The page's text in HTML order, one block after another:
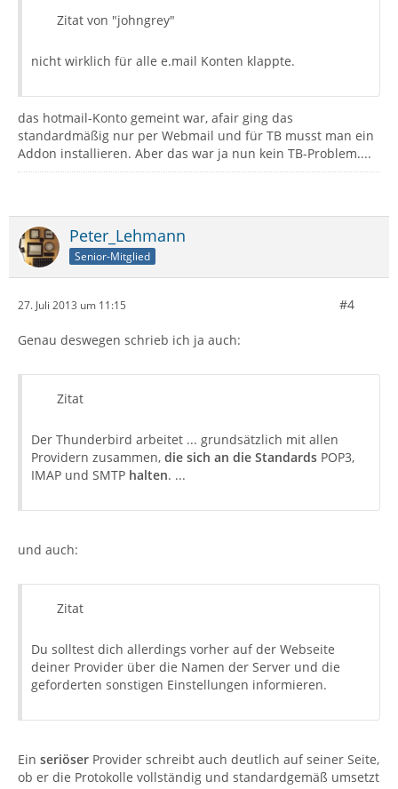
Zitat von "johngrey"
nicht wirklich für alle e.mail Konten klappte.
das hotmail-Konto gemeint war, afair ging das
standardmäßig nur per Webmail und für TB musst man ein
Addon installieren. Aber das war ja nun kein TB-Problem....
Peter_Lehmann
Senior-Mitglied
27. Juli 2013 um 11:15 #4
Genau deswegen schrieb ich ja auch:
Zitat
Der Thunderbird arbeitet ... grundsätzlich mit allen
Providern zusammen, die sich an die Standards POP3,
IMAP und SMTP halten. ...
und auch:
Zitat
Du solltest dich allerdings vorher auf der Webseite
deiner Provider über die Namen der Server und die
geforderten sonstigen Einstellungen informieren.
Ein seriöser Provider schreibt auch deutlich auf seiner Seite,
ob er die Protokolle vollständig und standardgemäß umsetzt